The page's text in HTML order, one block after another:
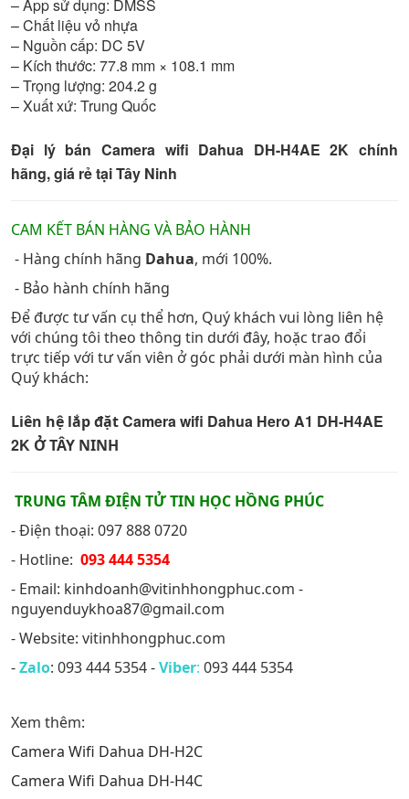
– App sử dụng: DMSS
– Chất liệu vỏ nhựa
– Nguồn cấp: DC 5V
– Kích thước: 77.8 mm × 108.1 mm
– Trọng lượng: 204.2 g
– Xuất xứ: Trung Quốc
Đại lý bán Camera wifi Dahua DH-H4AE 2K chính
hãng, giá rẻ tại Tây Ninh
CAM KẾT BÁN HÀNG VÀ BẢO HÀNH
- Hàng chính hãng Dahua, mới 100%.
- Bảo hành chính hãng
Để được tư vấn cụ thể hơn, Quý khách vui lòng liên hệ
với chúng tôi theo thông tin dưới đây, hoặc trao đổi
trực tiếp với tư vấn viên ở góc phải dưới màn hình của
Quý khách:
Liên hệ lắp đặtCamera wifi Dahua Hero A1 DH-H4AE
2K Ở TÂY NINH
TRUNG TÂM ĐIỆN TỬ TIN HỌC HỒNG PHÚC
- Điện thoại: 097 888 0720
- Hotline: 093 444 5354
- Email: kinhdoanh@vitinhhongphuc.com -
nguyenduykhoa87@gmail.com
- Website: vitinhhongphuc.com
-Zalo: 093 444 5354 -Viber: 093 444 5354
Xem thêm:
Camera Wifi Dahua DH-H2C
Camera Wifi Dahua DH-H4C